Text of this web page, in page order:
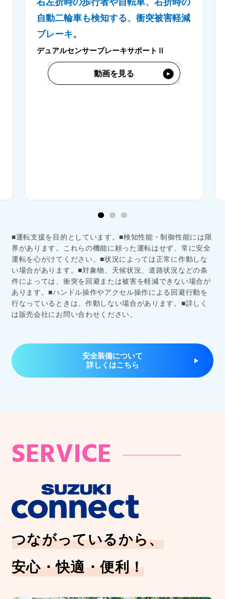
自動二輪車も検知する、衝突被害軽減
ブレーキ。
デュアルセンサーブレーキサポートⅡ
動画を見る
■運転支援を目的としています。■検知性能・制御性能には限
界があります。これらの機能に頼った運転はせず、常に安全
運転を心がけてください。■状況によっては正常に作動しな
い場合があります。■対象物、天候状況、道路状況などの条
件によっては、衝突を回避または被害を軽減できない場合が
あります。■ハンドル操作やアクセル操作による回避行動を
行なっているときは、作動しない場合があります。■詳しく
は販売会社にお問い合わせください。
安全装備について
詳しくはこちら
SERVICE
つながっているから、
安心・快適・便利！